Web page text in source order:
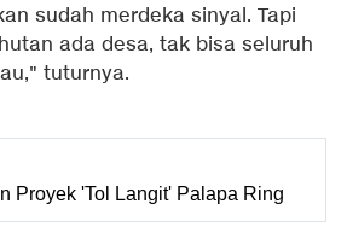
sudah merdeka sinyal. Tapi
ada desa, tak bisa seluruh
tuturnya.
Proyek 'Tol Langit' Palapa Ring